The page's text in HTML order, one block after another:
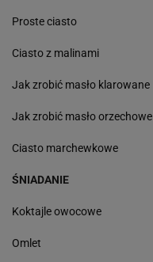
Proste ciasto
Ciasto z malinami
Jak zrobić masło klarowane
Jak zrobić masło orzechowe
Ciasto marchewkowe
ŚNIADANIE
Koktajle owocowe
Omlet